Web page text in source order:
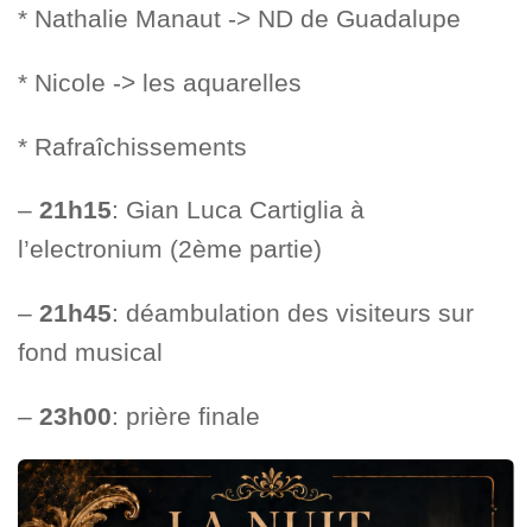
* Nathalie Manaut -> ND de Guadalupe
* Nicole -> les aquarelles
* Rafraîchissements
– 21h15: Gian Luca Cartiglia à
l’electronium (2ème partie)
– 21h45: déambulation des visiteurs sur
fond musical
– 23h00: prière finale